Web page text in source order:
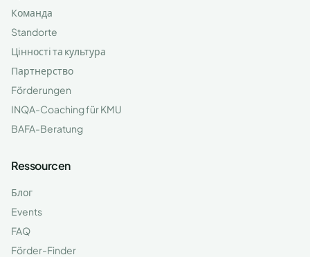
Команда
Standorte
Цінності та культура
Партнерство
Förderungen
INQA-Coaching für KMU
BAFA-Beratung
Ressourcen
Блог
Events
FAQ
Förder-Finder